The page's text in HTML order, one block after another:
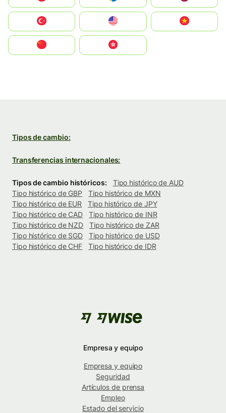
United States
中國香港特別行政區
Tipos de cambio:
Transferencias internacionales:
Tipos de cambio históricos:
Tipo histórico de AUD
Tipo histórico de GBP
Tipo histórico de MXN
Tipo histórico de EUR
Tipo histórico de JPY
Tipo histórico de CAD
Tipo histórico de INR
Tipo histórico de NZD
Tipo histórico de ZAR
Tipo histórico de SGD
Tipo histórico de USD
Tipo histórico de CHF
Tipo histórico de IDR
Empresa y equipo
Empresa y equipo
Seguridad
Artículos de prensa
Empleo
Estado del servicio